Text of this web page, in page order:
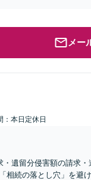
メー
：本日定休日
遺留分侵害額の請求
相続の落とし穴」を避